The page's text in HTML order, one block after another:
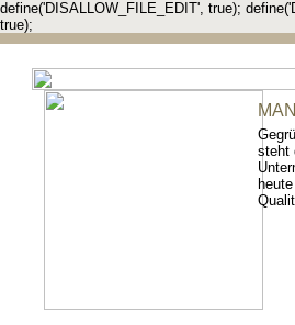
define('DISALLOW_FILE_EDIT', true);
true);
steht